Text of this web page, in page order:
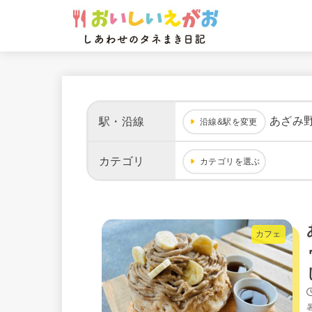
駅・沿線 沿線&駅を変更 あざみ
カテゴリ カテゴリを選ぶ
カフェ